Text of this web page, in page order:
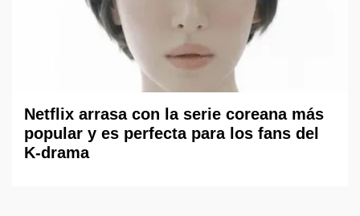
Netflix arrasa con la serie coreana más
popular y es perfecta para los fans del
K-drama